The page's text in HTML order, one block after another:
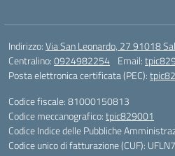
Indirizzo:Via San Leonardo, 27 91018
Centralino:0924982254 Email:
Posta elettronica certificata (PEC):
Codice fiscale: 81000150813
Codice meccanografico:tpic829001
Codice Indice delle Pubbliche
Codice unico di fatturazione (CUF):